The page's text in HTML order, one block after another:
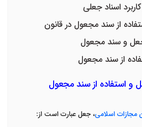
اسناد جعلی
از سند مجعول در قانون
جعل و سند مجعول
از سند مجعول
و استفاده از سند مجعول
مجازات اسلامی، جعلعبارت است از: